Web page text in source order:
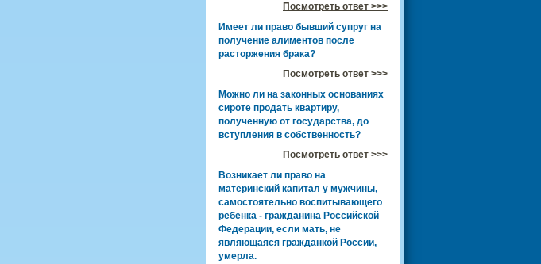
Посмотреть ответ >>>
Имеет ли право бывший супруг на
получение алиментов после
расторжения брака?
Посмотреть ответ >>>
Можно ли на законных основаниях
сироте продать квартиру,
полученную от государства, до
вступления в собственность?
Посмотреть ответ >>>
Возникает ли право на
материнский капитал у мужчины,
самостоятельно воспитывающего
ребенка - гражданина Российской
Федерации, если мать, не
являющаяся гражданкой России,
умерла.